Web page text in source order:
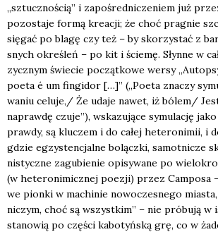
„sztucz­no­ścią” i zapo­śred­ni­cze­niem już
pozo­sta­je for­mą kre­acji; że choć pra­gnie
się­gać po bla­gę czy też – by sko­rzy­stać z
snych okre­śleń – po kit i ście­mę. Słyn­ne w
zycz­nym świe­cie począt­ko­we wer­sy
poeta é um fin­gi­dor […]” („Poeta zna­czy
wa­niu celuje,/ Że uda­je nawet, iż bólem/
napraw­dę czu­je”), wska­zu­ją­ce symu­la­cję
praw­dy, są klu­czem i do całej hete­ro­ni­mii, i
gdzie egzy­sten­cjal­ne bolącz­ki, samot­ni­cze
ni­stycz­ne zagu­bie­nie opi­sy­wa­ne po
(w hete­ro­ni­micz­nej poezji) przez Cam­po­sa
we pion­ki w machi­nie nowo­cze­sne­go
niczym, choć są wszyst­kim” – nie pró­bu­ją w
sta­no­wią po czę­ści kabo­tyń­ską grę, co w